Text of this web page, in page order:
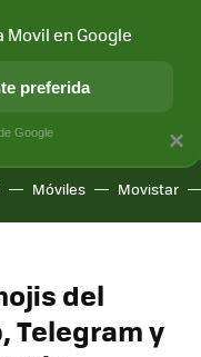
APLICACIONES
Móviles Movistar
del
Telegram y
×
Movil en Google
preferida
Google